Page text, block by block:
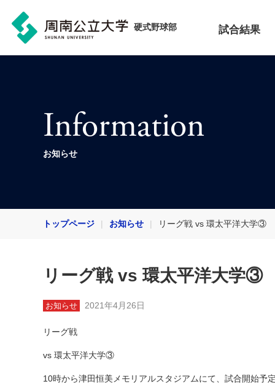
硬式野球部 試合結果
Information
お知らせ
トップページ お知らせ リーグ戦 vs 環太平洋大学③
リーグ戦 vs 環太平洋大学③
お知らせ 2021年4月26日
リーグ戦
vs 環太平洋大学③
10時から津田恒美メモリアルスタジアムにて、試合開始予